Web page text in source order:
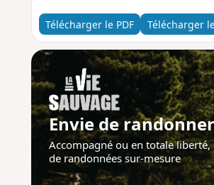
Télécharger le PDF
Télécharger
Envie de
Accompagné ou en totale liberté,
de randonnées sur-mesure